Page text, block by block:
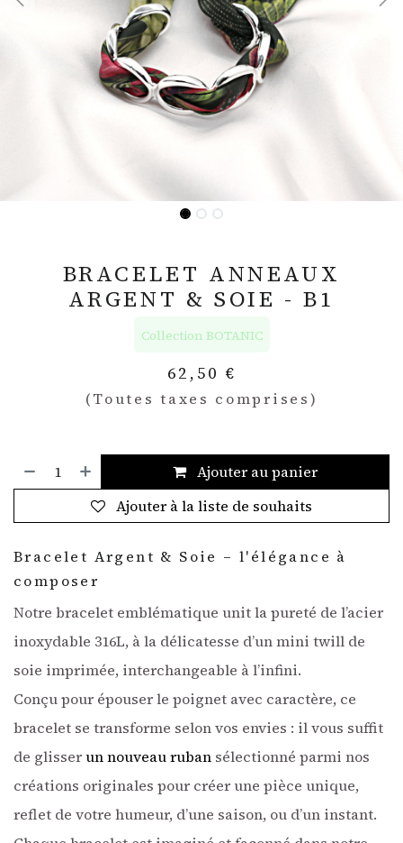
BRACELET ANNEAUX
ARGENT & SOIE - B1
Collection BOTANIC
62,50 €
(Toutes taxes comprises)
Ajouter au panier
Ajouter à la liste de souhaits
Bracelet Argent & Soie – l'élégance à
composer
Notre bracelet emblématique unit la pureté de l’acier
inoxydable 316L, à la délicatesse d’un mini twill de
soie imprimée, interchangeable à l’infini.
Conçu pour épouser le poignet avec caractère, ce
bracelet se transforme selon vos envies : il vous suffit
de glisserun nouveau ruban sélectionné parmi nos
créations originales pour créer une pièce unique,
reflet de votre humeur, d’une saison, ou d’un instant.